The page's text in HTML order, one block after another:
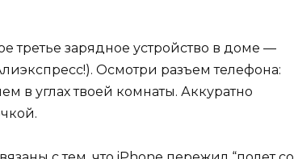
третье зарядное устройство в доме —
Осмотри разъем телефона:
в углах твоей комнаты. Аккуратно